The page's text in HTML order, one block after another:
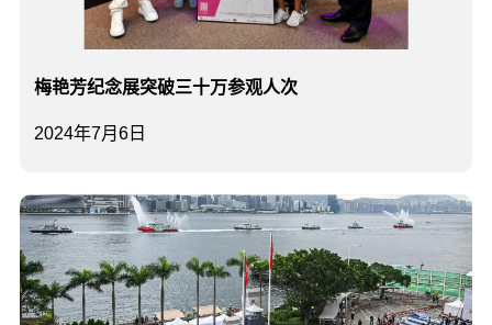
2024年7月6日
梅艳芳纪念展突破三十万参观人次